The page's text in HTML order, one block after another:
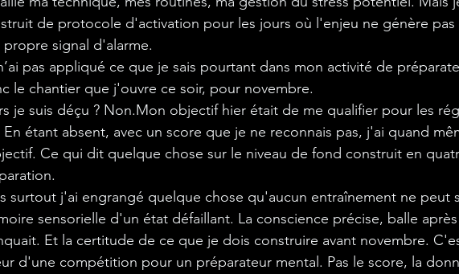
de protocole d'activation pour les jours où l'enjeu ne génère pas
propre signal d'alarme.
pas appliqué ce que je sais pourtant dans mon activité de
le chantier que j'ouvre ce soir, pour novembre.
je suis déçu ? Non.Mon objectif hier était de me qualifier pour les
En étant absent, avec un score que je ne reconnais pas, j'ai quand
Ce qui dit quelque chose sur le niveau de fond construit en
surtout j'ai engrangé quelque chose qu'aucun entraînement ne peut
sensorielle d'un état défaillant. La conscience précise, balle
Et la certitude de ce que je dois construire avant novembre.
d'une compétition pour un préparateur mental. Pas le score, la